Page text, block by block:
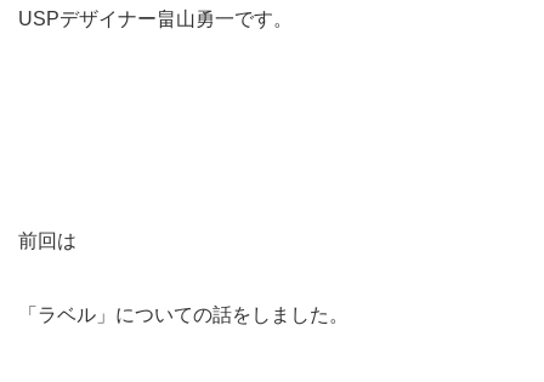
USPデザイナー畠山勇一です。
前回は
「ラベル」についての話をしました。